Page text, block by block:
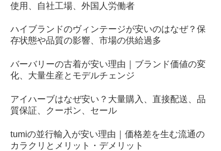
使用、自社工場、外国人労働者
ハイブランドのヴィンテージが安いのはなぜ？保
存状態や品質の影響、市場の供給過多
バーバリーの古着が安い理由｜ブランド価値の変
化、大量生産とモデルチェンジ
アイハーブはなぜ安い？大量購入、直接配送、品
質保証、クーポン、セール
tumiの並行輸入が安い理由｜価格差を生む流通の
カラクリとメリット・デメリット